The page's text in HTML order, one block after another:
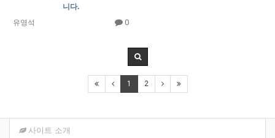
니다.
유영석
0
1 2
사이트 소개